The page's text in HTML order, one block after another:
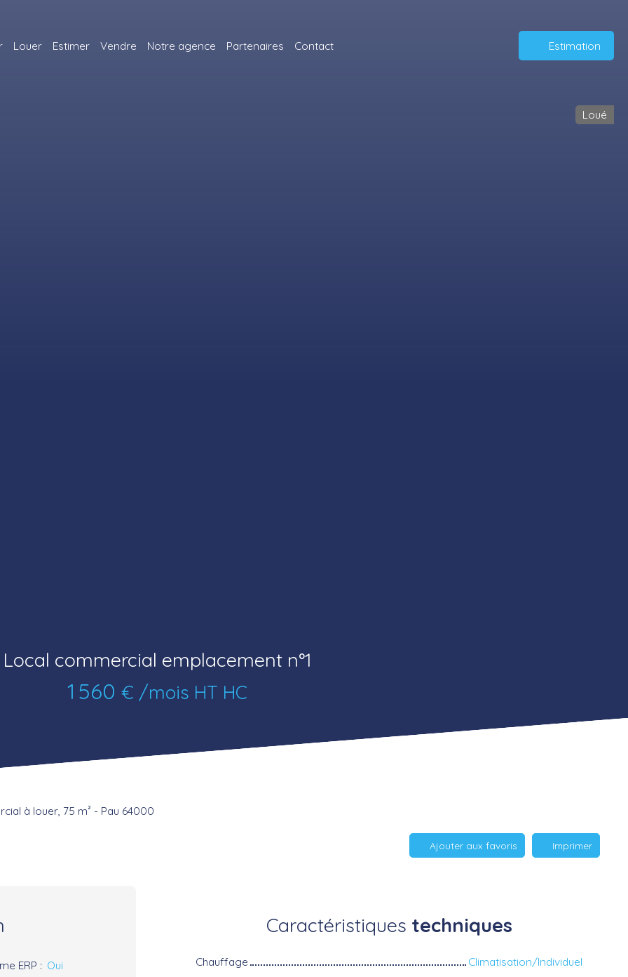
Louer Estimer Vendre Notre agence Partenaires Contact Estimation
Loué
Local commercial emplacement n°1
1 560 € /mois HT HC
à louer, 75 m² - Pau 64000
Ajouter aux favoris Imprimer
ERP : Oui
Caractéristiques techniques
Chauffage
Climatisation/Individuel